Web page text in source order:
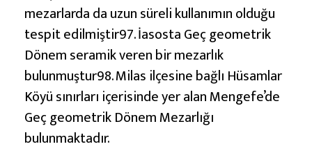
mezarlarda da uzun süreli kullanımın olduğu
tespit edilmiştir97. İasosta Geç geometrik
Dönem seramik veren bir mezarlık
bulunmuştur98. Milas ilçesine bağlı Hüsamlar
Köyü sınırları içerisinde yer alan Mengefe’de
Geç geometrik Dönem Mezarlığı
bulunmaktadır.